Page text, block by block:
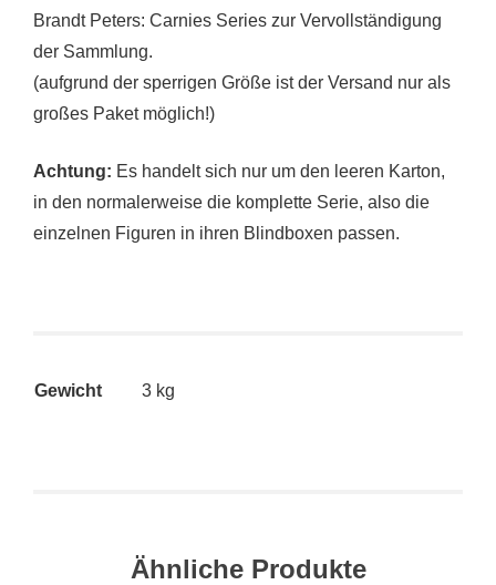
Brandt Peters: Carnies Series zur Vervollständigung
der Sammlung.
(aufgrund der sperrigen Größe ist der Versand nur als
großes Paket möglich!)
Achtung: Es handelt sich nur um den leeren Karton,
in den normalerweise die komplette Serie, also die
einzelnen Figuren in ihren Blindboxen passen.
Gewicht 3 kg
Ähnliche Produkte